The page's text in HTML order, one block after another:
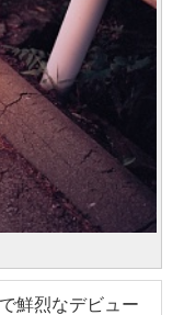
鮮烈なデビュー